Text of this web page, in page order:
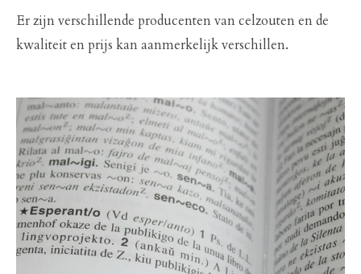
Er zijn verschillende producenten van celzouten en de
kwaliteit en prijs kan aanmerkelijk verschillen.